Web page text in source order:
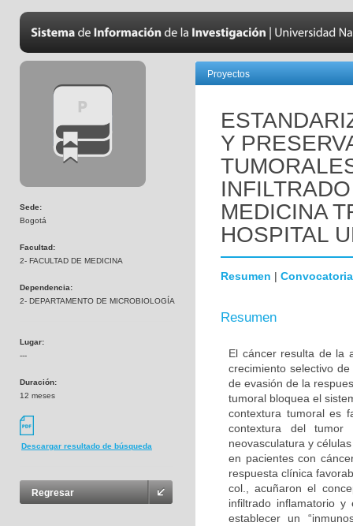
Sede:
Bogotá
Facultad:
2- FACULTAD DE MEDICINA
Dependencia:
2- DEPARTAMENTO DE MICROBIOLOGÍA
Lugar:
---
Duración:
12 meses
Descargar resultado de búsqueda
Regresar
Proyectos
Y
MEDICINA
HOSPITAL
Resumen | Convocatoria
Resumen
El cáncer resulta de la
crecimiento selectivo
de evasión de la
tumoral bloquea el
contextura tumoral es
contextura del tumor
neovasculatura y
en pacientes con
respuesta clínica
col., acuñaron el
infiltrado inflamatorio
establecer un